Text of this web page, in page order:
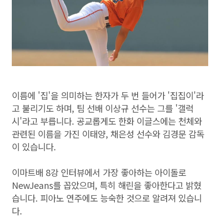
이름에 '집'을 의미하는 한자가 두 번 들어가 '집집이'라
고 불리기도 하며, 팀 선배 이상규 선수는 그를 '갤럭
시'라고 부릅니다. 공교롭게도 한화 이글스에는 천체와
관련된 이름을 가진 이태양, 채은성 선수와 김경문 감독
이 있습니다.
이마트배 8강 인터뷰에서 가장 좋아하는 아이돌로
NewJeans를 꼽았으며, 특히 해린을 좋아한다고 밝혔
습니다. 피아노 연주에도 능숙한 것으로 알려져 있습니
다.